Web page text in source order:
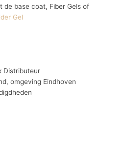
de base coat, Fiber Gels of
Gel
Distributeur
omgeving Eindhoven